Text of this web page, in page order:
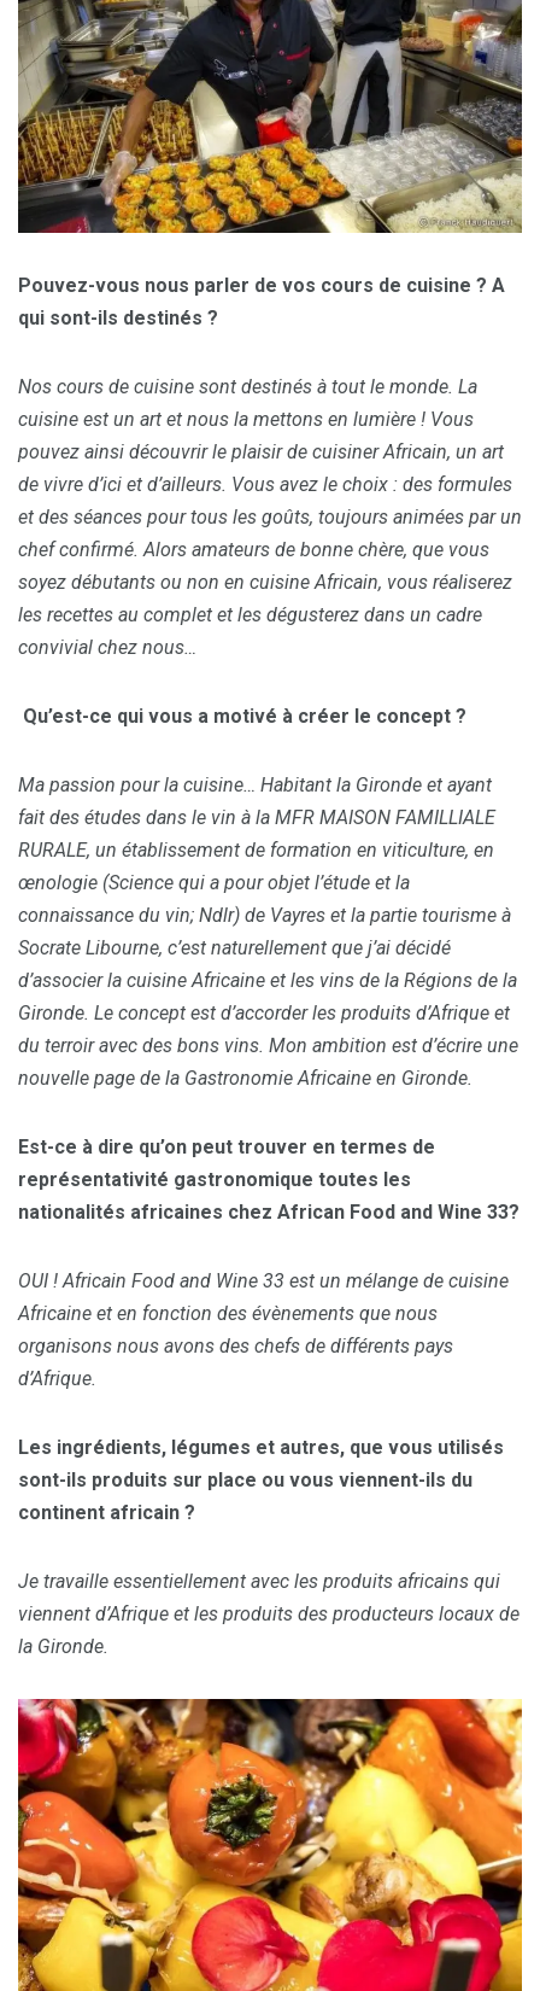
Pouvez-vous nous parler de vos cours de cuisine ? A
qui sont-ils destinés ?
Nos cours de cuisine sont destinés à tout le monde. La
cuisine est un art et nous la mettons en lumière ! Vous
pouvez ainsi découvrir le plaisir de cuisiner Africain, un art
de vivre d’ici et d’ailleurs. Vous avez le choix : des formules
et des séances pour tous les goûts, toujours animées par un
chef confirmé. Alors amateurs de bonne chère, que vous
soyez débutants ou non en cuisine Africain, vous réaliserez
les recettes au complet et les dégusterez dans un cadre
convivial chez nous…
Qu’est-ce qui vous a motivé à créer le concept ?
Ma passion pour la cuisine… Habitant la Gironde et ayant
fait des études dans le vin à la MFR MAISON FAMILLIALE
RURALE, un établissement de formation en viticulture, en
œnologie (Science qui a pour objet l’étude et la
connaissance du vin; Ndlr) de Vayres et la partie tourisme à
Socrate Libourne, c’est naturellement que j’ai décidé
d’associer la cuisine Africaine et les vins de la Régions de la
Gironde. Le concept est d’accorder les produits d’Afrique et
du terroir avec des bons vins. Mon ambition est d’écrire une
nouvelle page de la Gastronomie Africaine en Gironde.
Est-ce à dire qu’on peut trouver en termes de
représentativité gastronomique toutes les
nationalités africaines chez African Food and Wine 33?
OUI ! Africain Food and Wine 33 est un mélange de cuisine
Africaine et en fonction des évènements que nous
organisons nous avons des chefs de différents pays
d’Afrique.
Les ingrédients, légumes et autres, que vous utilisés
sont-ils produits sur place ou vous viennent-ils du
continent africain ?
Je travaille essentiellement avec les produits africains qui
viennent d’Afrique et les produits des producteurs locaux de
la Gironde.